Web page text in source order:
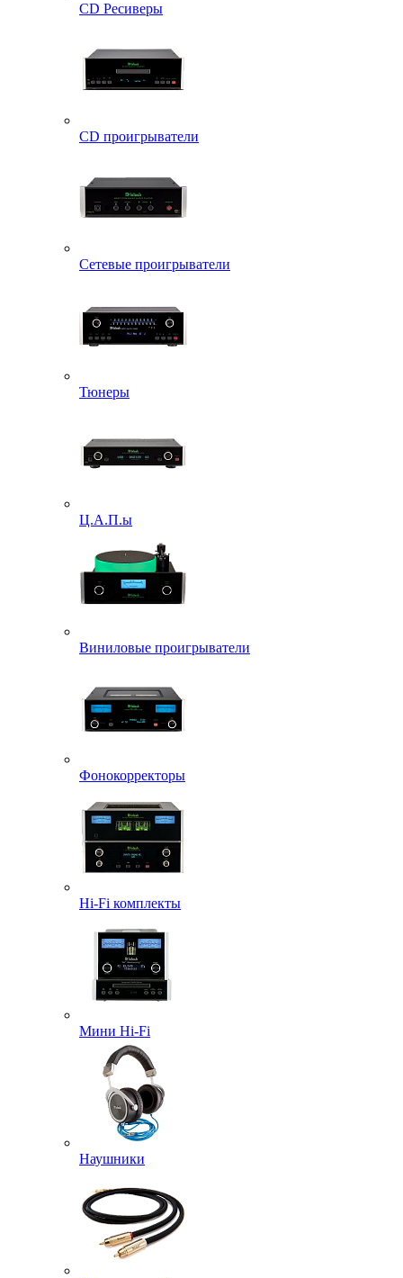
CD Ресиверы
CD проигрыватели
Сетевые проигрыватели
Тюнеры
Ц.А.П.ы
Виниловые проигрыватели
Фонокорректоры
Hi-Fi комплекты
Мини Hi-Fi
Наушники